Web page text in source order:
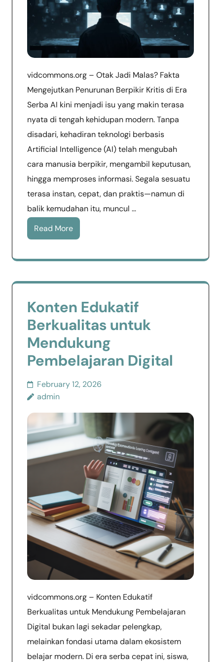
vidcommons.org – Otak Jadi Malas? Fakta
Mengejutkan Penurunan Berpikir Kritis di Era
Serba AI kini menjadi isu yang makin terasa
nyata di tengah kehidupan modern. Tanpa
disadari, kehadiran teknologi berbasis
Artificial Intelligence (AI) telah mengubah
cara manusia berpikir, mengambil keputusan,
hingga memproses informasi. Segala sesuatu
terasa instan, cepat, dan praktis—namun di
balik kemudahan itu, muncul …
Read More
Konten Edukatif
Berkualitas untuk
Mendukung
Pembelajaran Digital
February 12, 2026
admin
vidcommons.org – Konten Edukatif
Berkualitas untuk Mendukung Pembelajaran
Digital bukan lagi sekadar pelengkap,
melainkan fondasi utama dalam ekosistem
belajar modern. Di era serba cepat ini, siswa,